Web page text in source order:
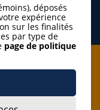
déposés
expérience
sur les finalités
par type de
page de politique